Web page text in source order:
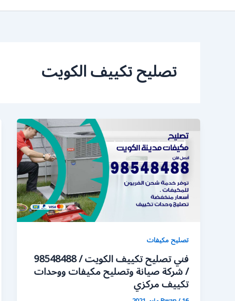
تصليح تكييف الكويت
تصليح مكيفات
فني تصليح تكييف الكويت / 98548488
/ شركة صيانة وتصليح مكيفات ووحدات
تكييف مركزي